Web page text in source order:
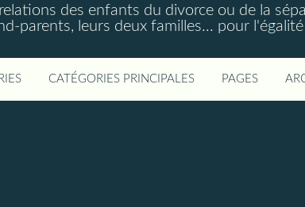
des enfants du divorce ou de la
parents, leurs deux familles... pour
CATÉGORIES PRINCIPALES PAGES